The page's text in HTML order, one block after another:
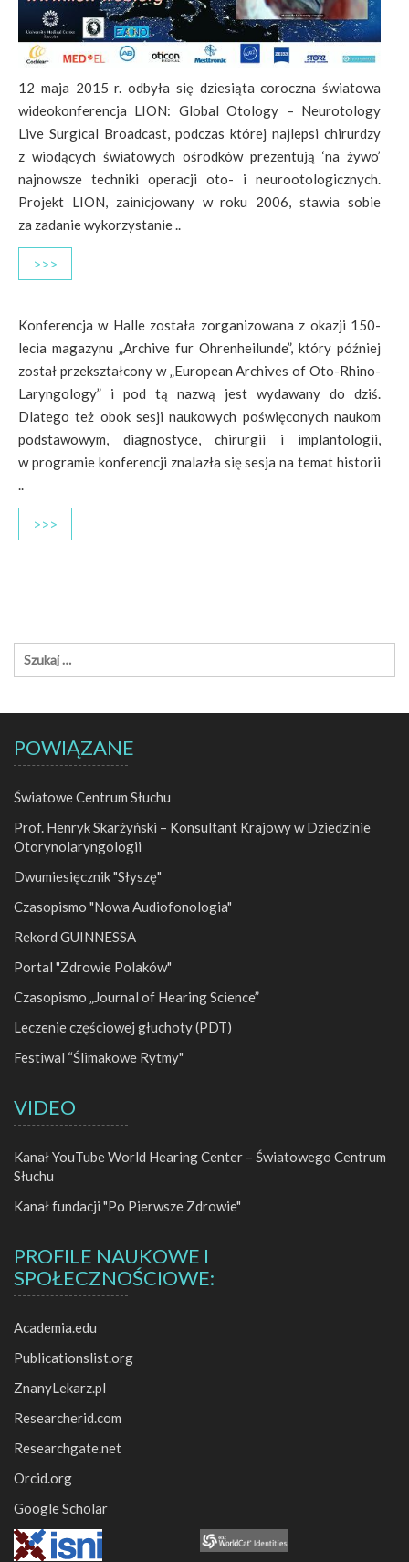
12 maja 2015 r. odbyła się dziesiąta coroczna światowa
wideokonferencja LION: Global Otology – Neurotology
Live Surgical Broadcast, podczas której najlepsi chirurdzy
z wiodących światowych ośrodków prezentują ‘na żywo’
najnowsze techniki operacji oto- i neurootologicznych.
Projekt LION, zainicjowany w roku 2006, stawia sobie
za zadanie wykorzystanie ..
>>>
Konferencja w Halle została zorganizowana z okazji 150-
lecia magazynu „Archive fur Ohrenheilunde”, który później
został przekształcony w „European Archives of Oto-Rhino-
Laryngology” i pod tą nazwą jest wydawany do dziś.
Dlatego też obok sesji naukowych poświęconych naukom
podstawowym, diagnostyce, chirurgii i implantologii,
w programie konferencji znalazła się sesja na temat historii
..
>>>
POWIĄZANE
Światowe Centrum Słuchu
Prof. Henryk Skarżyński – Konsultant Krajowy w Dziedzinie
Otorynolaryngologii
Dwumiesięcznik "Słyszę"
Czasopismo "Nowa Audiofonologia"
Rekord GUINNESSA
Portal "Zdrowie Polaków"
Czasopismo „Journal of Hearing Science”
Leczenie częściowej głuchoty (PDT)
Festiwal “Ślimakowe Rytmy"
VIDEO
Kanał YouTube World Hearing Center – Światowego Centrum
Słuchu
Kanał fundacji "Po Pierwsze Zdrowie"
PROFILE NAUKOWE I
SPOŁECZNOŚCIOWE:
Academia.edu
Publicationslist.org
ZnanyLekarz.pl
Researcherid.com
Researchgate.net
Orcid.org
Google Scholar